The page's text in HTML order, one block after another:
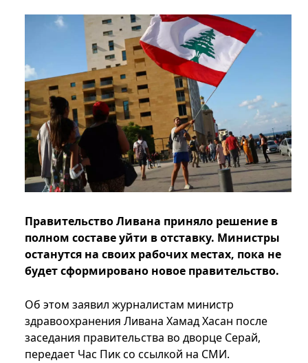
Правительство Ливана приняло решение в
полном составе уйти в отставку. Министры
останутся на своих рабочих местах, пока не
будет сформировано новое правительство.
Об этом заявил журналистам министр
здравоохранения Ливана Хамад Хасан после
заседания правительства во дворце Серай,
передает Час Пик со ссылкой на СМИ.